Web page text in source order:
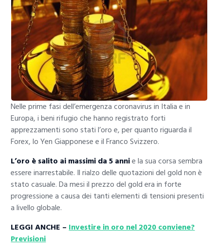
Nelle prime fasi dell’emergenza coronavirus in Italia e in
Europa, i beni rifugio che hanno registrato forti
apprezzamenti sono stati l’oro e, per quanto riguarda il
Forex, lo Yen Giapponese e il Franco Svizzero.
L’oro è salito ai massimi da 5 annie la sua corsa sembra
essere inarrestabile. Il rialzo delle quotazioni del gold non è
stato casuale. Da mesi il prezzo del gold era in forte
progressione a causa dei tanti elementi di tensioni presenti
a livello globale.
LEGGI ANCHE –Investire in oro nel 2020 conviene?
Previsioni